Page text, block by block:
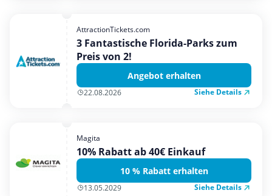
AttractionTickets.com
3 Fantastische Florida-Parks zum
Preis von 2!
Angebot erhalten
22.08.2026 Siehe Details
Magita
10% Rabatt ab 40€ Einkauf
10 % Rabatt erhalten
13.05.2029 Siehe Details